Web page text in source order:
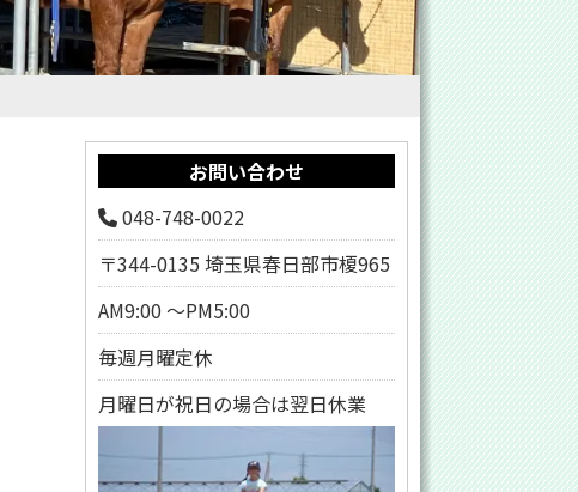
お問い合わせ
048-748-0022
〒344-0135 埼玉県春日部市榎965
AM9:00 ～PM5:00
毎週月曜定休
月曜日が祝日の場合は翌日休業